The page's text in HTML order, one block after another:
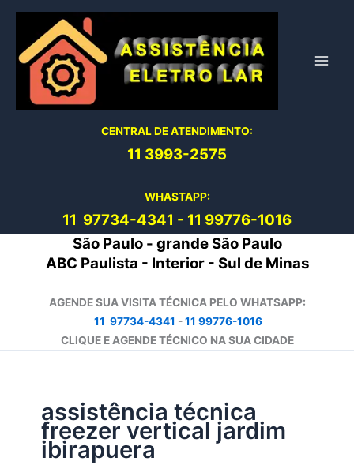
conteúdo
CENTRAL DE ATENDIMENTO:
11 3993-2575
WHASTAPP:
11 97734-4341 - 11 99776-1016
São Paulo - grande São Paulo
ABC Paulista - Interior - Sul de Minas
AGENDE SUA VISITA TÉCNICA PELO WHATSAPP:
11 97734-4341 -11 99776-1016
CLIQUE E AGENDE TÉCNICO NA SUA CIDADE
assistência técnica
freezer vertical jardim
ibirapuera